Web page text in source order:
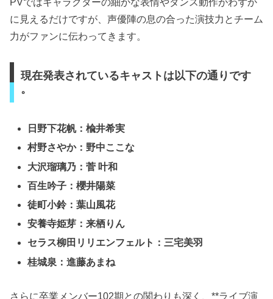
に見えるだけですが、声優陣の息の合った演技力とチーム
力がファンに伝わってきます。
現在発表されているキャストは以下の通りです
。
日野下花帆：楡井希実
村野さやか：野中ここな
大沢瑠璃乃：菅 叶和
百生吟子：櫻井陽菜
徒町小鈴：葉山風花
安養寺姫芽：来栖りん
セラス柳田リリエンフェルト：三宅美羽
桂城泉：進藤あまね
さらに卒業メンバー102期との関わりも深く、**ライブ演